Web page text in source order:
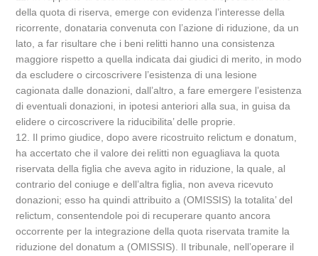
della quota di riserva, emerge con evidenza l’interesse della
ricorrente, donataria convenuta con l’azione di riduzione, da un
lato, a far risultare che i beni relitti hanno una consistenza
maggiore rispetto a quella indicata dai giudici di merito, in modo
da escludere o circoscrivere l’esistenza di una lesione
cagionata dalle donazioni, dall’altro, a fare emergere l’esistenza
di eventuali donazioni, in ipotesi anteriori alla sua, in guisa da
elidere o circoscrivere la riducibilita’ delle proprie.
12. Il primo giudice, dopo avere ricostruito relictum e donatum,
ha accertato che il valore dei relitti non eguagliava la quota
riservata della figlia che aveva agito in riduzione, la quale, al
contrario del coniuge e dell’altra figlia, non aveva ricevuto
donazioni; esso ha quindi attribuito a (OMISSIS) la totalita’ del
relictum, consentendole poi di recuperare quanto ancora
occorrente per la integrazione della quota riservata tramite la
riduzione del donatum a (OMISSIS). Il tribunale, nell’operare il